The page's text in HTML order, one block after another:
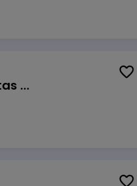
Veiklos užtikrinimo ir atitikties vyr. ekspertas (-ė) (Klaipėda) (Klaipėda, LT)